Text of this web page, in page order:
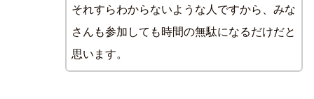
それすらわからないような人ですから、みな
さんも参加しても時間の無駄になるだけだと
思います。